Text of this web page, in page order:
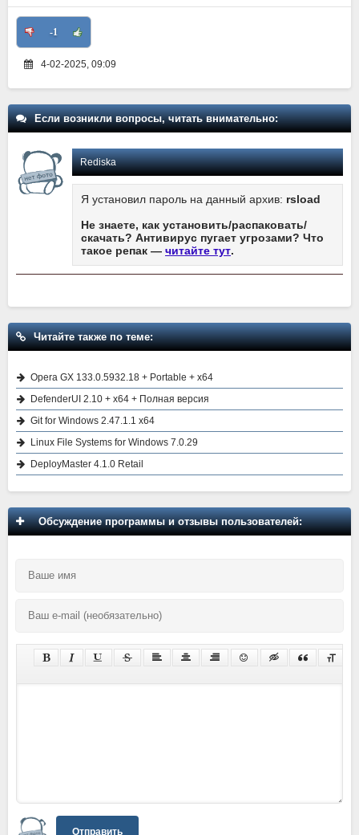
-1
4-02-2025, 09:09
Если возникли вопросы, читать внимательно:
Rediska
Я установил пароль на данный архив: rsload
Не знаете, как установить/распаковать/
скачать? Антивирус пугает угрозами? Что
такое репак — читайте тут.
Читайте также по теме:
Opera GX 133.0.5932.18 + Portable + x64
DefenderUI 2.10 + x64 + Полная версия
Git for Windows 2.47.1.1 x64
Linux File Systems for Windows 7.0.29
DeployMaster 4.1.0 Retail
Обсуждение программы и отзывы пользователей:
Отправить